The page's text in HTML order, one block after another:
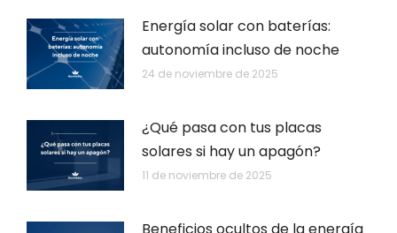
Energía solar con baterías:
autonomía incluso de noche
24 de noviembre de 2025
¿Qué pasa con tus placas
solares si hay un apagón?
11 de noviembre de 2025
Beneficios ocultos de la energía